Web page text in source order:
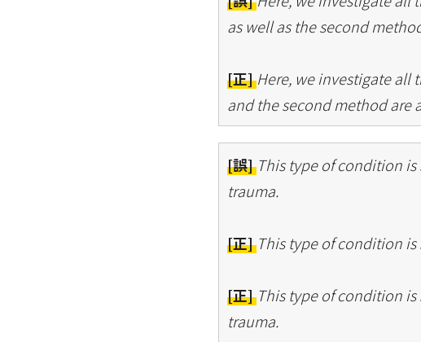
as well as the second
[正]Here, we investigate all
and the second method are
[誤]This type of condition
trauma.
[正]This type of condition
[正]This type of condition
trauma.